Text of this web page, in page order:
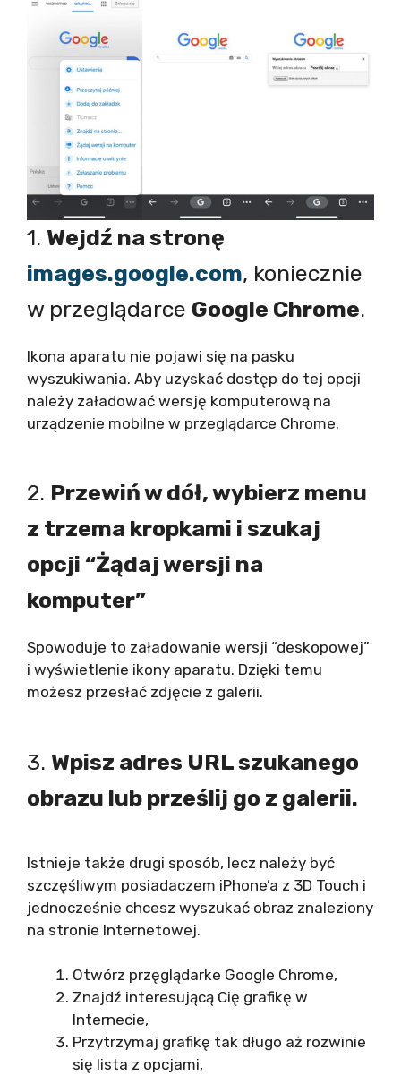
1. Wejdź na stronę
images.google.com, koniecznie
w przeglądarce Google Chrome.
Ikona aparatu nie pojawi się na pasku
wyszukiwania. Aby uzyskać dostęp do tej opcji
należy załadować wersję komputerową na
urządzenie mobilne w przeglądarce Chrome.
2. Przewiń w dół, wybierz menu
z trzema kropkami i szukaj
opcji “Żądaj wersji na
komputer”
Spowoduje to załadowanie wersji “deskopowej”
i wyświetlenie ikony aparatu. Dzięki temu
możesz przesłać zdjęcie z galerii.
3. Wpisz adres URL szukanego
obrazu lub prześlij go z galerii.
Istnieje także drugi sposób, lecz należy być
szczęśliwym posiadaczem iPhone’a z 3D Touch i
jednocześnie chcesz wyszukać obraz znaleziony
na stronie Internetowej.
Otwórz przęglądarke Google Chrome,
Znajdź interesującą Cię grafikę w
Internecie,
Przytrzymaj grafikę tak długo aż rozwinie
się lista z opcjami,